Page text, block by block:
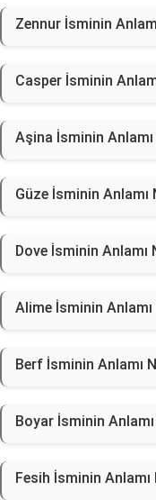
Zennur İsminin
Casper İsminin
Aşina İsminin Anlamı
Güze İsminin Anlamı
Dove İsminin Anlamı
Alime İsminin Anlamı
Berf İsminin Anlamı
Boyar İsminin Anlamı
Fesih İsminin Anlamı